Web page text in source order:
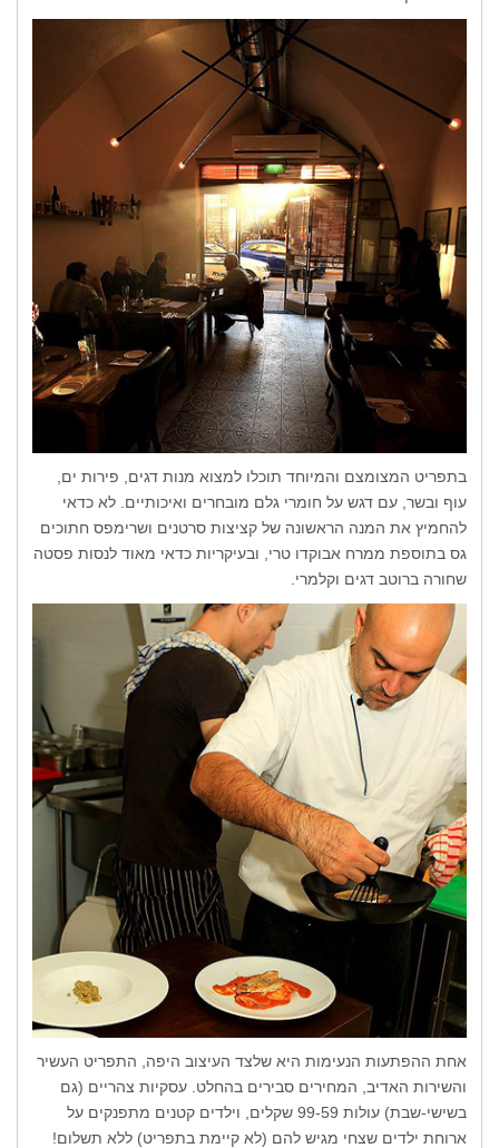
בתפריט המצומצם והמיוחד תוכלו למצוא מנות דגים, פירות ים,
עוף ובשר, עם דגש על חומרי גלם מובחרים ואיכותיים. לא כדאי
להחמיץ את המנה הראשונה של קציצות סרטנים ושרימפס חתוכים
גס בתוספת ממרח אבוקדו טרי, ובעיקריות כדאי מאוד לנסות פסטה
שחורה ברוטב דגים וקלמרי.
אחת ההפתעות הנעימות היא שלצד העיצוב היפה, התפריט העשיר
והשירות האדיב, המחירים סבירים בהחלט. עסקיות צהריים (גם
בשישי-שבת) עולות 99-59 שקלים, וילדים קטנים מתפנקים על
ארוחת ילדים שצחי מגיש להם (לא קיימת בתפריט) ללא תשלום!